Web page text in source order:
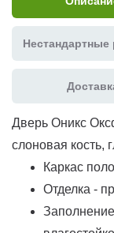
Нестандартные
Дверь Оникс
слоновая кость,
Каркас
Отделка -